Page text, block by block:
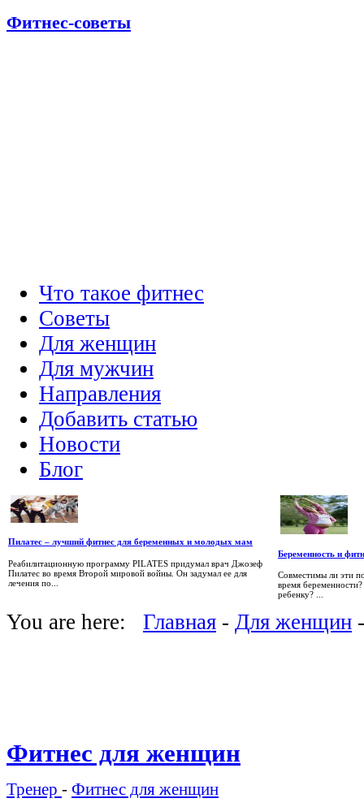
Фитнес-советы
Что такое фитнес
Советы
Для женщин
Для мужчин
Направления
Добавить статью
Новости
Блог
Пилатес – лучший фитнес для беременных и молодых мам
Реабилитационную программу PILATES придумал врач Джозеф
Пилатес во время Второй мировой войны. Он задумал ее для
лечения по...
Беременность и
Совместимы ли эти
время
ребенку? ...
You are here: Главная - Для женщин
Фитнес для женщин
Тренер - Фитнес для женщин